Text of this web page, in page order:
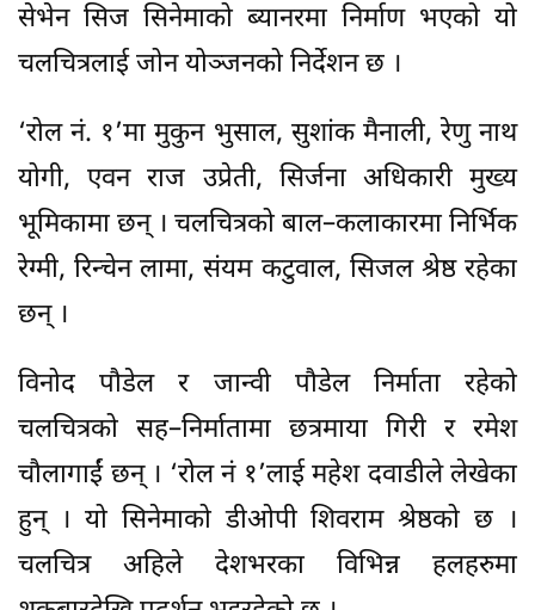
सेभेन सिज सिनेमाको ब्यानरमा निर्माण भएको यो
चलचित्रलाई जोन योञ्जनको निर्देशन छ ।
‘रोल नं. १’मा मुकुन भुसाल, सुशांक मैनाली, रेणु नाथ
योगी, एवन राज उप्रेती, सिर्जना अधिकारी मुख्य
भूमिकामा छन् । चलचित्रको बाल–कलाकारमा निर्भिक
रेग्मी, रिन्चेन लामा, संयम कटुवाल, सिजल श्रेष्ठ रहेका
छन् ।
विनोद पौडेल र जान्वी पौडेल निर्माता रहेको
चलचित्रको सह–निर्मातामा छत्रमाया गिरी र रमेश
चौलागाईं छन् । ‘रोल नं १’लाई महेश दवाडीले लेखेका
हुन् । यो सिनेमाको डीओपी शिवराम श्रेष्ठको छ ।
चलचित्र अहिले देशभरका विभिन्न हलहरुमा